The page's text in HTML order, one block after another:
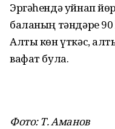
Эргәһендә уйнап
баланың тәндәре
Алты көн үткәс,
вафат була.
Фото: Т. Аманов